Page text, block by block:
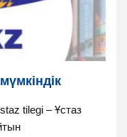
tilegi – Ұстаз